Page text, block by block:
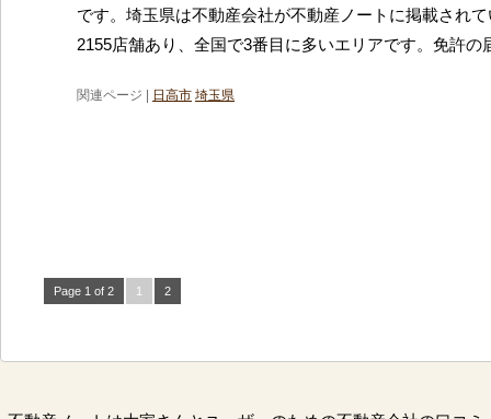
です。埼玉県は不動産会社が不動産ノートに掲載され
2155店舗あり、全国で3番目に多いエリアです。免許の
関連ページ | 日高市 埼玉県
Page 1 of 2 1 2